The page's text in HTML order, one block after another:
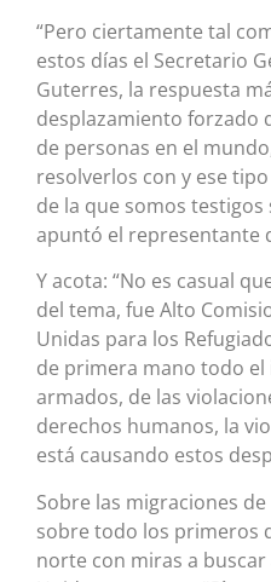
“Pero ciertamente tal
estos días el Secretario
Guterres, la respuesta
desplazamiento forzado
de personas en el
resolverlos con y ese
de la que somos testigos
apuntó el representante
Y acota: “No es casual
del tema, fue Alto
Unidas para los
de primera mano todo
armados, de las
derechos humanos, la
está causando estos
Sobre las migraciones
sobre todo los primeros
norte con miras a